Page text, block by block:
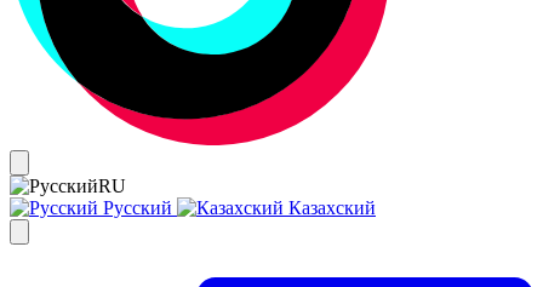
RU
Русский
Казахский